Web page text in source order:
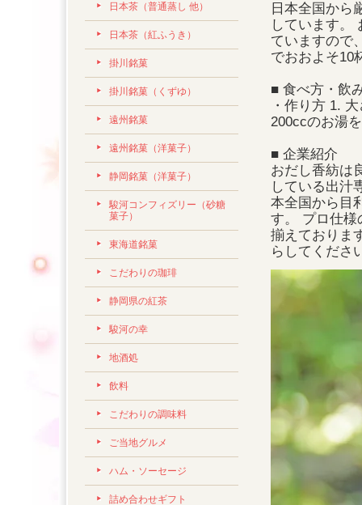
日本茶（普通蒸し 他）
日本茶（紅ふうき）
掛川銘菓
掛川銘菓（くずゆ）
遠州銘菓
遠州銘菓（洋菓子）
静岡銘菓（洋菓子）
駿河コンフィズリー（砂糖
菓子）
東海道銘菓
こだわりの珈琲
静岡県の紅茶
駿河の幸
地酒処
飲料
こだわりの調味料
ご当地グルメ
ハム・ソーセージ
詰め合わせギフト
日本全国から
しています。
ていますので
でおおよそ10
■ 食べ方・飲
・作り方 1.
200ccのお湯
■ 企業紹介
おだし香紡は
している出汁
本全国から目
す。 プロ仕様
揃えておりま
らしてくださ